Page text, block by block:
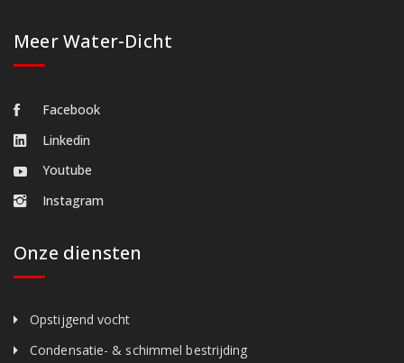
Meer Water-Dicht
Facebook
Linkedin
Youtube
Instagram
Onze diensten
Opstijgend vocht
Condensatie- & schimmel bestrijding